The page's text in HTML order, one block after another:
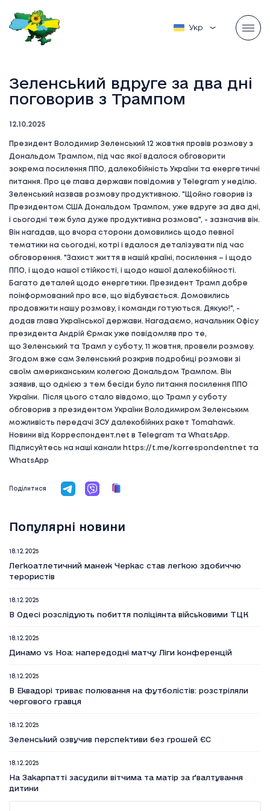
Українська
Зеленський вдруге за два дні
поговорив з Трампом
12.10.2025
Президент Володимир Зеленський 12 жовтня провів розмову з
Дональдом Трампом, під час якої вдалося обговорити
зокрема посилення ППО, далекобійність України та енергетичні
питання. Про це глава держави повідомив у Telegram у неділю.
Зеленський назвав розмову продуктивною. "Щойно говорив із
Президентом США Дональдом Трампом, уже вдруге за два дні,
і сьогодні теж була дуже продуктивна розмова", - зазначив він.
Він нагадав, що вчора сторони домовились щодо певної
тематики на сьогодні, котрі і вдалося деталізувати під час
обговорення. "Захист життя в нашій країні, посилення – і щодо
ППО, і щодо нашої стійкості, і щодо нашої далекобійності.
Багато деталей щодо енергетики. Президент Трамп добре
поінформований про все, що відбувається. Домовились
продовжити нашу розмову, і команди готуються. Дякую!", -
додав глава Української держави. Нагадаємо, начальник Офісу
президента Андрій Єрмак уже повідомляв про те,
що Зеленський та Трамп у суботу, 11 жовтня, провели розмову.
Згодом вже сам Зеленський розкрив подробиці розмови зі
своїм американським колегою Дональдом Трампом. Він
заявив, що однією з тем бесіди було питання посилення ППО
України. Після цього стало вівдомо, що Трамп у суботу
обговорив з президентом України Володимиром Зеленським
можливість передачі ЗСУ далекобійних ракет Tomahawk.
Новини від Корреспондент.net в Telegram та WhatsApp.
Підписуйтесь на наші канали https://t.me/korrespondentnet та
WhatsApp
Поділитися
Популярні новини
18.12.2025
Легкоатлетичний манеж Черкас став легкою здобиччю
терористів
18.12.2025
В Одесі розслідують побиття поліціянта військовими ТЦК
18.12.2025
Динамо vs Ноа: напередодні матчу Ліги конференцій
18.12.2025
В Еквадорі триває полювання на футболістів: розстріляли
чергового гравця
18.12.2025
Зеленський озвучив перспективи без грошей ЄС
18.12.2025
На Закарпатті засудили вітчима та матір за ґвалтування
дитини